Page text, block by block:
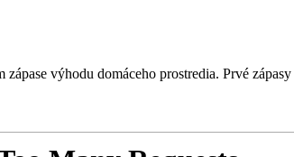
výhodu domáceho prostredia. Prvé